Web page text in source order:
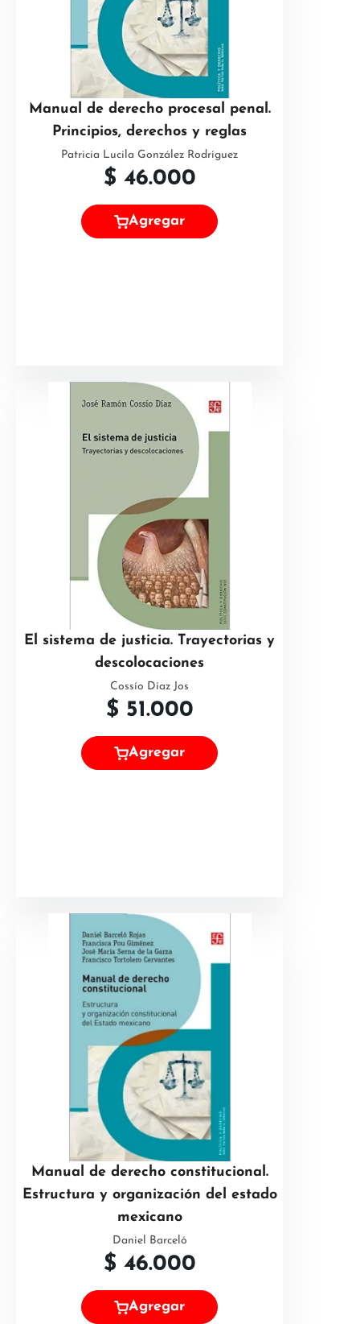
Manual de derecho procesal penal.
Principios, derechos y reglas
Patricia Lucila González Rodríguez
$ 46.000
Agregar
El sistema de justicia. Trayectorias y
descolocaciones
Cossío Díaz Jos
$ 51.000
Agregar
Manual de derecho constitucional.
Estructura y organización del estado
mexicano
Daniel Barceló
$ 46.000
Agregar